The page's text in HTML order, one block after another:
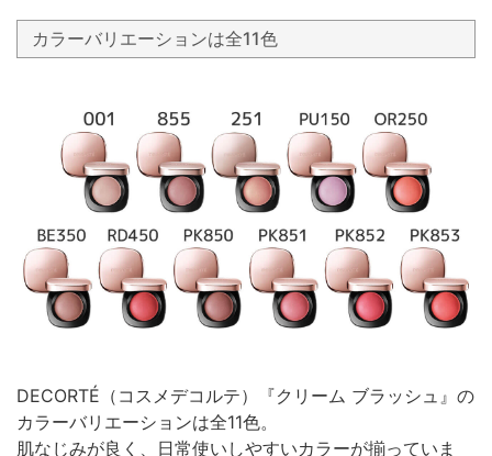
カラーバリエーションは全11色
DECORTÉ（コスメデコルテ）『クリーム ブラッシュ』の
カラーバリエーションは全11色。
肌なじみが良く、日常使いしやすいカラーが揃っていま